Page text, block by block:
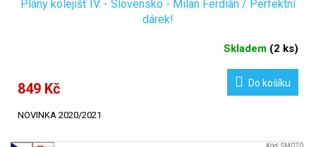
Plány kolejišť IV. - Slovensko - Milan Ferdián / Perfektní
dárek!
Skladem (2 ks)
849 Kč Do košíku
NOVINKA 2020/2021